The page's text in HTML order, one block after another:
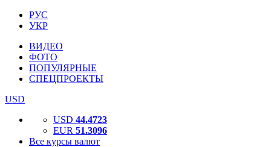
РУС
УКР
ВИДЕО
ФОТО
ПОПУЛЯРНЫЕ
СПЕЦПРОЕКТЫ
USD
USD 44.4723
EUR 51.3096
Все курсы валют